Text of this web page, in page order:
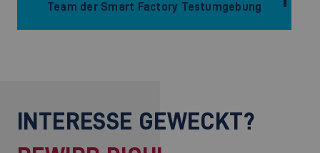
Team der Smart Factory Testumgebung
INTERESSE GEWECKT?